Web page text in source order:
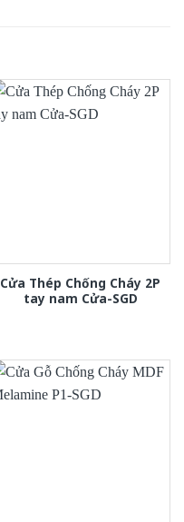
Cửa Thép Chống Cháy 2P
tay nam Cửa-SGD